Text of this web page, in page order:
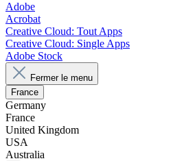
Adobe
Acrobat
Creative Cloud: Tout Apps
Creative Cloud: Single Apps
Adobe Stock
Fermer le menu
France
Germany
France
United Kingdom
USA
Australia